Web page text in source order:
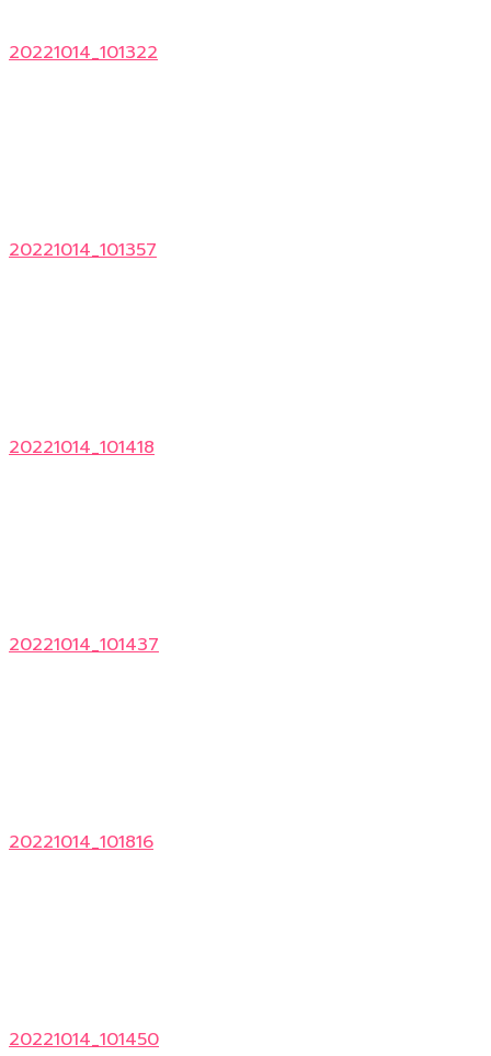
20221014_101322
20221014_101357
20221014_101418
20221014_101437
20221014_101816
20221014_101450